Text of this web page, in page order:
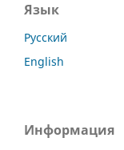
Язык
Русский
English
Информация